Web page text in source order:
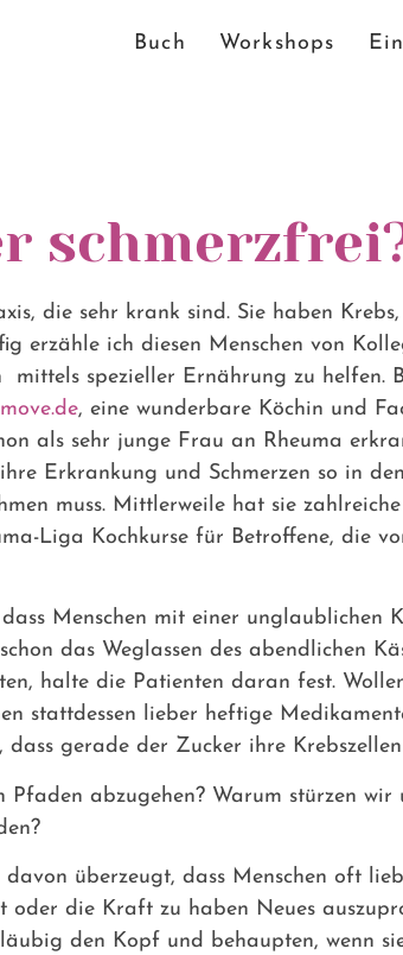
Buch Workshops
die sehr krank sind. Sie haben Krebs,
erzähle ich diesen Menschen von
spezieller Ernährung zu helfen.
, eine wunderbare Köchin und
als sehr junge Frau an Rheuma
Erkrankung und Schmerzen so in
muss. Mittlerweile hat sie
Liga Kochkurse für Betroffene, die
Menschen mit einer unglaublichen
das Weglassen des abendlichen
halte die Patienten daran fest.
stattdessen lieber heftige
dass gerade der Zucker ihre
Pfaden abzugehen? Warum stürzen
überzeugt, dass Menschen oft
die Kraft zu haben Neues
den Kopf und behaupten, wenn